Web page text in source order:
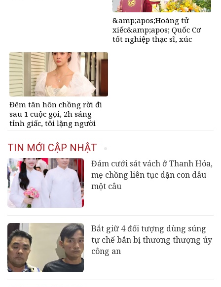
&amp;apos;Hoàng tử
xiếc&amp;apos; Quốc Cơ
tốt nghiệp thạc sĩ, xúc
Đêm tân hôn chồng rời đi
sau 1 cuộc gọi, 2h sáng
tỉnh giấc, tôi lặng người
TIN MỚI CẬP NHẬT
Đám cưới sát vách ở Thanh Hóa,
mẹ chồng liên tục dặn con dâu
một câu
Bắt giữ 4 đối tượng dùng súng
tự chế bắn bị thương thượng úy
công an